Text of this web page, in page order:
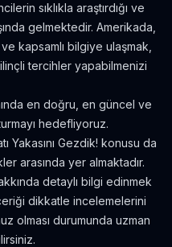
sıklıkla araştırdığı ve
gelmektedir. Amerikada,
kapsamlı bilgiye ulaşmak,
tercihler yapabilmenizi
en doğru, en güncel ve
hedefliyoruz.
Yakasını Gezdik! konusu da
arasında yer almaktadır.
detaylı bilgi edinmek
dikkatle incelemelerini
olması durumunda uzman